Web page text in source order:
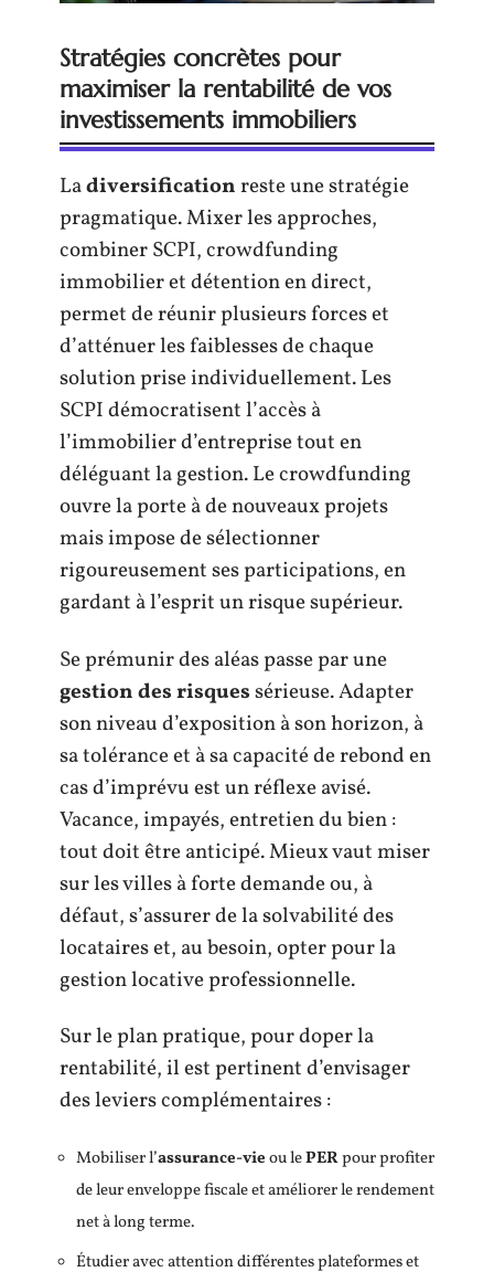
Stratégies concrètes pour
maximiser la rentabilité de vos
investissements immobiliers
Ladiversificationreste une stratégie
pragmatique. Mixer les approches,
combiner SCPI, crowdfunding
immobilier et détention en direct,
permet de réunir plusieurs forces et
d’atténuer les faiblesses de chaque
solution prise individuellement. Les
SCPI démocratisent l’accès à
l’immobilier d’entreprise tout en
déléguant la gestion. Le crowdfunding
ouvre la porte à de nouveaux projets
mais impose de sélectionner
rigoureusement ses participations, en
gardant à l’esprit un risque supérieur.
Se prémunir des aléas passe par une
gestion des risquessérieuse. Adapter
son niveau d’exposition à son horizon, à
sa tolérance et à sa capacité de rebond en
cas d’imprévu est un réflexe avisé.
Vacance, impayés, entretien du bien :
tout doit être anticipé. Mieux vaut miser
sur les villes à forte demande ou, à
défaut, s’assurer de la solvabilité des
locataires et, au besoin, opter pour la
gestion locative professionnelle.
Sur le plan pratique, pour doper la
rentabilité, il est pertinent d’envisager
des leviers complémentaires :
Mobiliser l’assurance-vieou lePERpour profiter
de leur enveloppe fiscale et améliorer le rendement
net à long terme.
Étudier avec attention différentes plateformes et